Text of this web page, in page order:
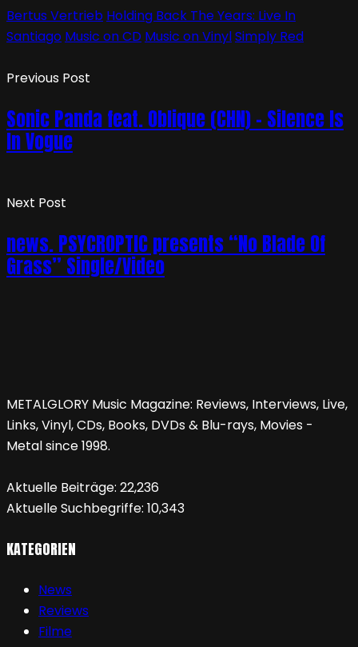
Bertus Vertrieb Holding Back The Years: Live In
Santiago Music on CD Music on VinylSimply Red
Previous Post
Sonic Panda feat. Oblique (CHN) – Silence Is
In Vogue
Next Post
news. PSYCROPTIC presents “No Blade Of
Grass” Single/Video
METALGLORY Music Magazine: Reviews, Interviews, Live,
Links, Vinyl, CDs, Books, DVDs & Blu-rays, Movies -
Metal since 1998.
Aktuelle Beiträge: 22,236
Aktuelle Suchbegriffe: 10,343
KATEGORIEN
News
Reviews
Filme